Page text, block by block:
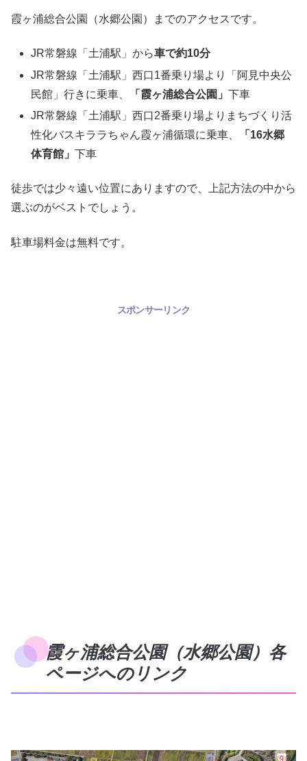
霞ヶ浦総合公園（水郷公園）までのアクセスです。
JR常磐線「土浦駅」から車で約10分
JR常磐線「土浦駅」西口1番乗り場より「阿見中央公
民館」行きに乗車、
「霞ヶ浦総合公園」下車
JR常磐線「土浦駅」西口2番乗り場よりまちづくり活
性化バスキララちゃん霞ヶ浦循環に乗車、
「16水郷
体育館」下車
徒歩では少々遠い位置にありますので、上記方法の中から
選ぶのがベストでしょう。
駐車場料金は無料です。
スポンサーリンク
霞ヶ浦総合公園（水郷公園）各
ページへのリンク